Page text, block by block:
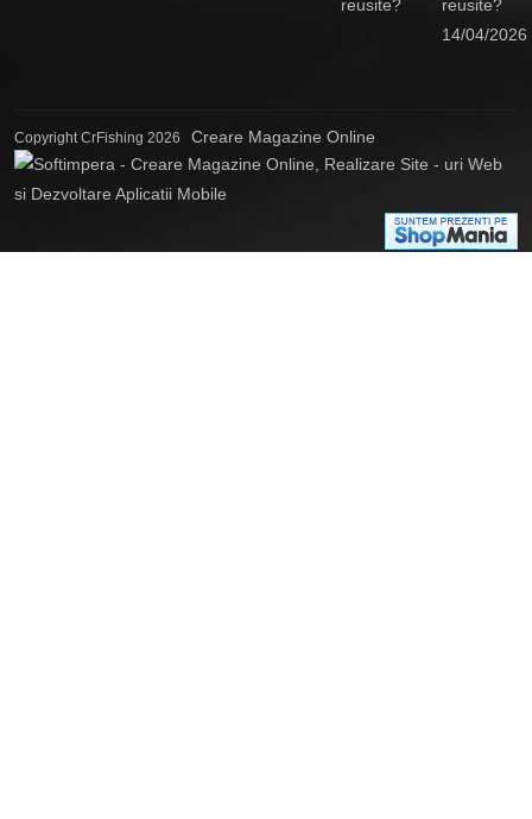
reusite?
14/04/2026
Copyright CrFishing 2026 Creare Magazine Online